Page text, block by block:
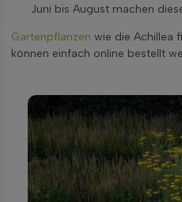
Juni bis August machen
Gartenpflanzen wie die Achillea
können einfach online bestellt